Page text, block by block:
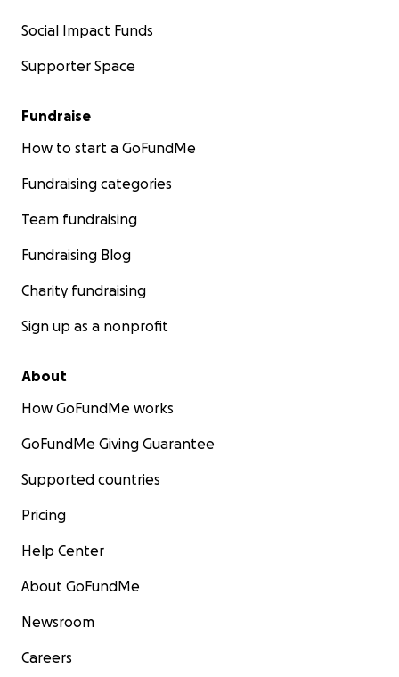
Social Impact Funds
Supporter Space
Fundraise
How to start a GoFundMe
Fundraising categories
Team fundraising
Fundraising Blog
Charity fundraising
Sign up as a nonprofit
About
How GoFundMe works
GoFundMe Giving Guarantee
Supported countries
Pricing
Help Center
About GoFundMe
Newsroom
Careers